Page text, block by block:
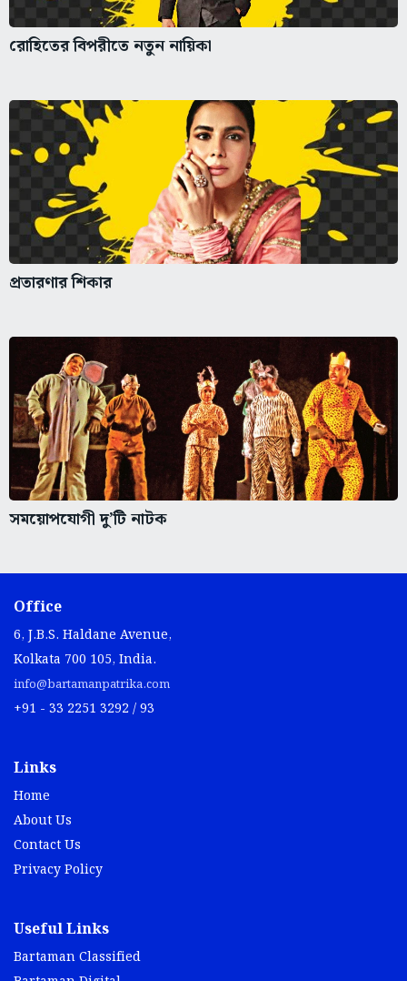
রোহিতের বিপরীতে নতুন নায়িকা
প্রতারণার শিকার
সময়োপযোগী দু’টি নাটক
Office
6, J.B.S. Haldane Avenue,
Kolkata 700 105, India.
info@bartamanpatrika.com
+91 - 33 2251 3292 / 93
Links
Home
About Us
Contact Us
Privacy Policy
Useful Links
Bartaman Classified